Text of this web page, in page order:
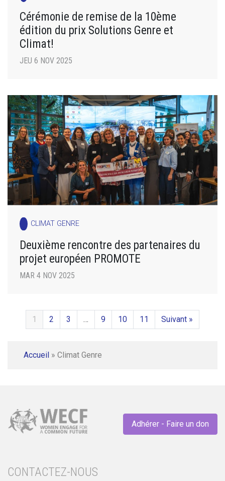
Cérémonie de remise de la 10ème
édition du prix Solutions Genre et
Climat!
JEU 6 NOV 2025
CLIMAT GENRE
Deuxième rencontre des partenaires du
projet européen PROMOTE
MAR 4 NOV 2025
1 2 3 … 9 10 11 Suivant »
Accueil » Climat Genre
Adhérer - Faire un don
CONTACTEZ-NOUS